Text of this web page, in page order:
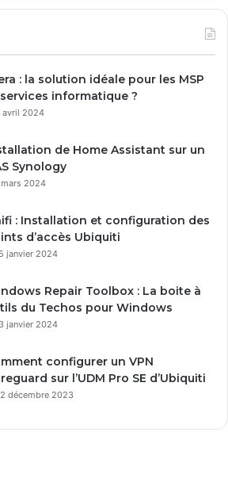
: la solution idéale pour les MSP
informatique ?
avril 2024
de Home Assistant sur un
Synology
mars 2024
: Installation et configuration des
d’accès Ubiquiti
janvier 2024
Repair Toolbox : La boite à
du Techos pour Windows
janvier 2024
configurer un VPN
sur l’UDM Pro SE d’Ubiquiti
décembre 2023